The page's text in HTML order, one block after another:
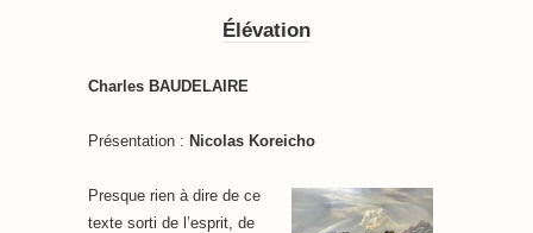
Élévation
Charles BAUDELAIRE
Présentation : Nicolas Koreicho
Presque rien à dire de ce
texte sorti de l’esprit, de